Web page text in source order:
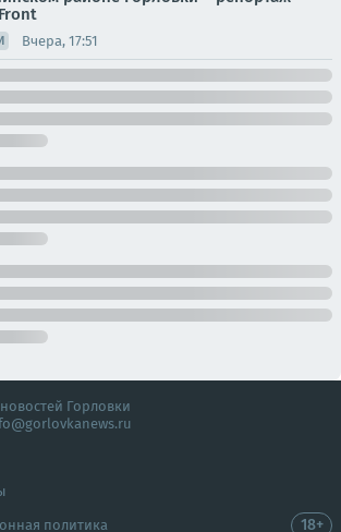
Вчера, 17:51
Горловки
политика 18+